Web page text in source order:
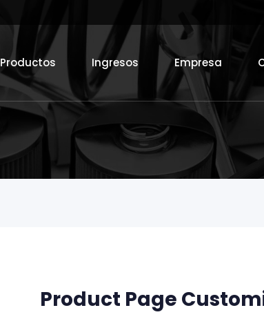
Productos Ingresos Empresa
Product Page